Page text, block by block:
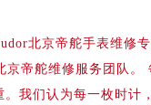
北京帝舵手表维修
帝舵维修服务团队
我们认为每一枚时计